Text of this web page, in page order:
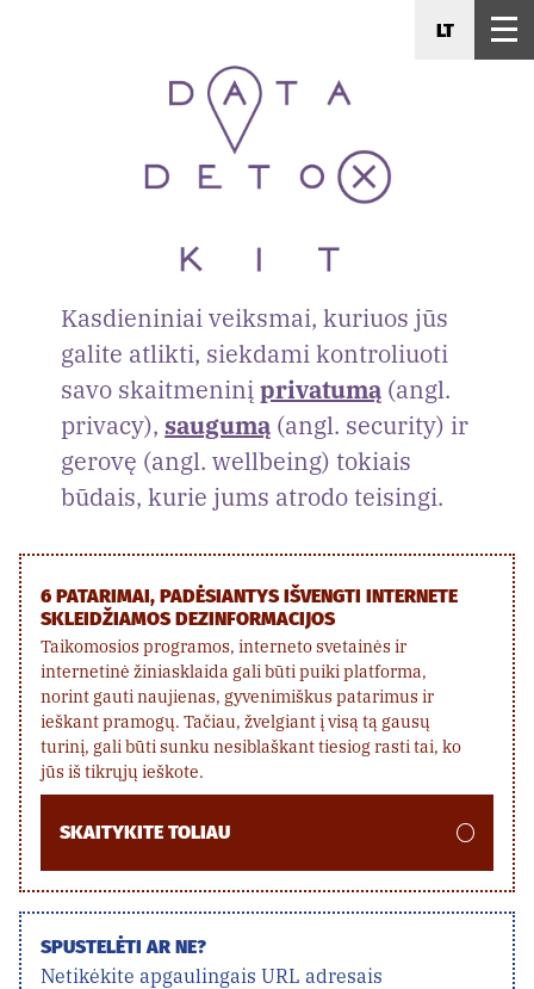
LT
Kasdieniniai veiksmai, kuriuos jūs
galite atlikti, siekdami kontroliuoti
savo skaitmeninįprivatumą (angl.
privacy),saugumą (angl. security) ir
gerovę (angl. wellbeing) tokiais
būdais, kurie jums atrodo teisingi.
6 PATARIMAI, PADĖSIANTYS IŠVENGTI INTERNETE
SKLEIDŽIAMOS DEZINFORMACIJOS
Taikomosios programos, interneto svetainės ir
internetinė žiniasklaida gali būti puiki platforma,
norint gauti naujienas, gyvenimiškus patarimus ir
ieškant pramogų. Tačiau, žvelgiant į visą tą gausų
turinį, gali būti sunku nesiblaškant tiesiog rasti tai, ko
jūs iš tikrųjų ieškote.
SKAITYKITE TOLIAU
SPUSTELĖTI AR NE?
Netikėkite apgaulingais URL adresais